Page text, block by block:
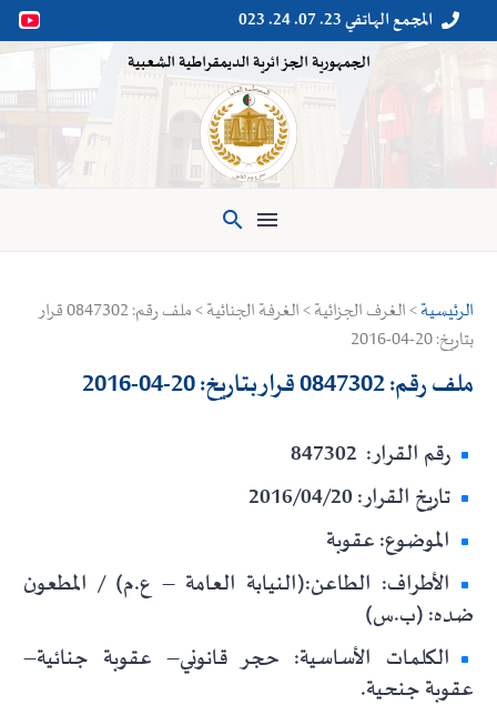

 المجمع الهاتفي 23. 07. 24. 023
الجمهورية الجزائرية الديمقراطية الشعبية

الرئيسية
> الغرف الجزائية > الغرفة الجنائية > ملف رقم: 0847302 قرار
بتاريخ: 20-04-2016
ملف رقم: 0847302 قرار بتاريخ: 20-04-2016
رقم القرار: 847302
تاريخ القرار: 2016/04/20
الموضوع: عقوبة
الأطراف: الطاعن:(النيابة العامة – ع.م) / المطعون
ضده: (ب.س)
الكلمات الأساسية: حجر قانوني– عقوبة جنائية–
عقوبة جنحية.